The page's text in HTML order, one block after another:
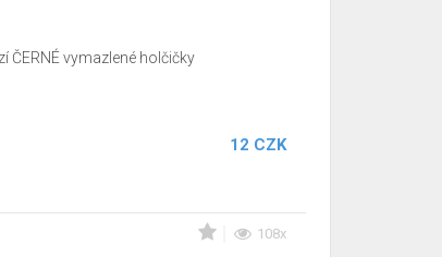
ČERNÉ vymazlené holčičky
12 CZK
108x